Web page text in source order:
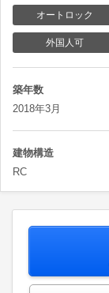
オートロック
外国人可
築年数
2018年3月
建物構造
RC